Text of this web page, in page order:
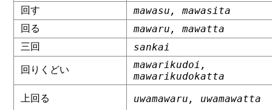
回す mawasu, mawasita
回る mawaru, mawatta
三回 sankai
回りくどい
mawarikudoi,
mawarikudokatta
上回る uwamawaru, uwamawatta